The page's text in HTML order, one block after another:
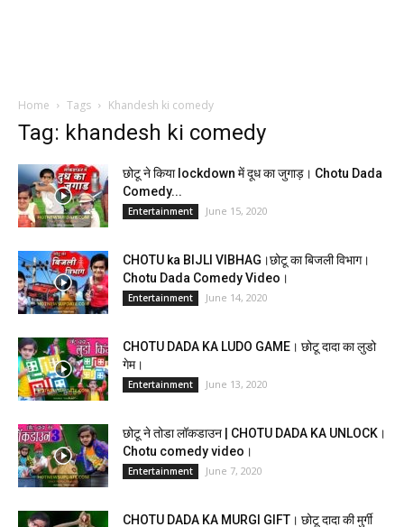
Home Tags Khandesh ki comedy
Tag: khandesh ki comedy
छोटू ने किया lockdown में दूध का जुगाड़। Chotu Dada
Comedy...
Entertainment June 15, 2020
CHOTU ka BIJLI VIBHAG।छोटू का बिजली विभाग।
Chotu Dada Comedy Video।
Entertainment June 14, 2020
CHOTU DADA KA LUDO GAME। छोटू दादा का लुडो
गेम।
Entertainment June 13, 2020
छोटू ने तोडा लॉकडाउन | CHOTU DADA KA UNLOCK।
Chotu comedy video।
Entertainment June 7, 2020
CHOTU DADA KA MURGI GIFT। छोटू दादा की मुर्गी